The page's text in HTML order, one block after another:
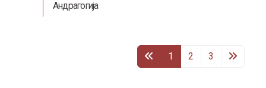
Андрагогија
1 2 3